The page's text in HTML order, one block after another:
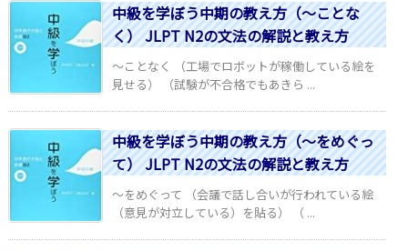
中級を学ぼう中期の教え方（～ことな
く） JLPT N2の文法の解説と教え方
～ことなく （工場でロボットが稼働している絵を
見せる） （試験が不合格でもあきら ...
中級を学ぼう中期の教え方（～をめぐっ
て） JLPT N2の文法の解説と教え方
～をめぐって （会議で話し合いが行われている絵
（意見が対立している）を貼る） （ ...